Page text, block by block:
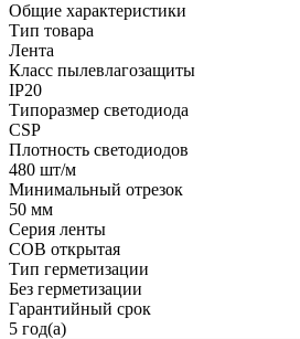
Общие характеристики
Тип товара
Лента
Класс пылевлагозащиты
IP20
Типоразмер светодиода
CSP
Плотность светодиодов
480 шт/м
Минимальный отрезок
50 мм
Серия ленты
COB открытая
Тип герметизации
Без герметизации
Гарантийный срок
5 год(а)